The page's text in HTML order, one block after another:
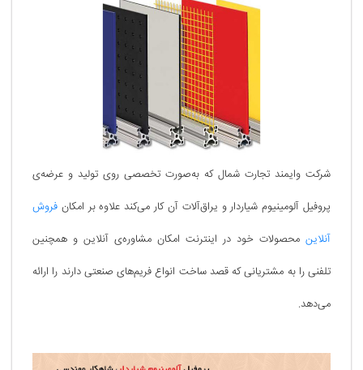
شرکت وایمند تجارت شمال که به‌صورت تخصصی روی تولید و عرضه‌ی
پروفیل آلومینیوم شیاردار و یراق‌آلات آن کار می‌کند علاوه بر امکانفروش
آنلاینمحصولات خود در اینترنت امکان مشاوره‌ی آنلاین و همچنین
تلفنی را به مشتریانی که قصد ساخت انواع فریم‌های صنعتی دارند را ارائه
می‌دهد.